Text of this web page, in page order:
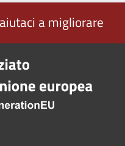
a migliorare